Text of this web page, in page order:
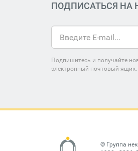
ПОДПИСАТЬСЯ НА
Подпишитесь и получайте
электронный почтовый ящик.
© Группа